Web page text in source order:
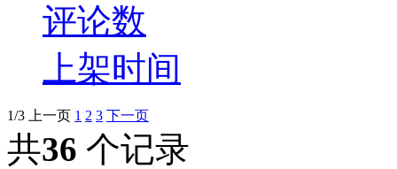
评论数
上架时间
1/3 上一页 1 2 3 下一页
共36 个记录